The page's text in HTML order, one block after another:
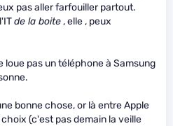
pas aller farfouiller partout.
de la boite , elle , peux
loue pas un téléphone à Samsung
bonne chose, or là entre Apple
(c'est pas demain la veille